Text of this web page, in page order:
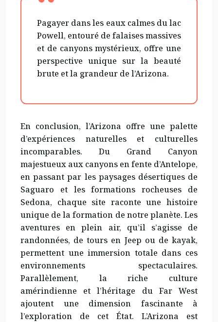
Pagayer dans les eaux calmes du lac
Powell, entouré de falaises massives
et de canyons mystérieux, offre une
perspective unique sur la beauté
brute et la grandeur de l’Arizona.
En conclusion, l’Arizona offre une palette
d’expériences naturelles et culturelles
incomparables. Du Grand Canyon
majestueux aux canyons en fente d’Antelope,
en passant par les paysages désertiques de
Saguaro et les formations rocheuses de
Sedona, chaque site raconte une histoire
unique de la formation de notre planète. Les
aventures en plein air, qu’il s’agisse de
randonnées, de tours en Jeep ou de kayak,
permettent une immersion totale dans ces
environnements spectaculaires.
Parallèlement, la riche culture
amérindienne et l’héritage du Far West
ajoutent une dimension fascinante à
l’exploration de cet État. L’Arizona est